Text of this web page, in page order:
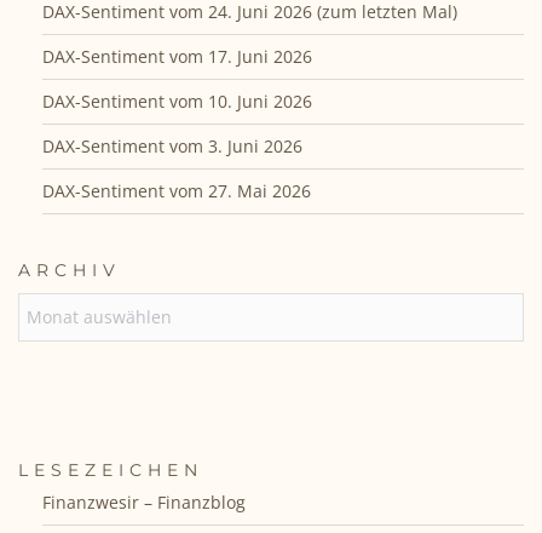
DAX-Sentiment vom 24. Juni 2026 (zum letzten Mal)
DAX-Sentiment vom 17. Juni 2026
DAX-Sentiment vom 10. Juni 2026
DAX-Sentiment vom 3. Juni 2026
DAX-Sentiment vom 27. Mai 2026
ARCHIV
LESEZEICHEN
Finanzwesir – Finanzblog